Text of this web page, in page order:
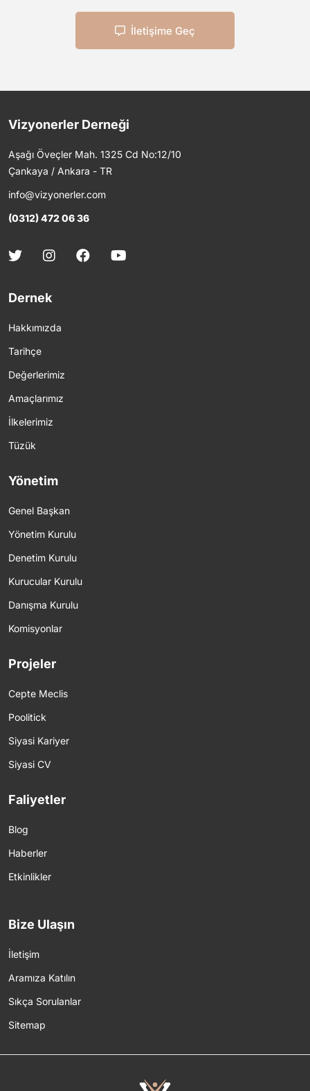
İletişime Geç
Vizyonerler Derneği
Aşağı Öveçler Mah. 1325 Cd No:12/10
Çankaya / Ankara - TR
info@vizyonerler.com
(0312) 472 06 36
Dernek
Hakkımızda
Tarihçe
Değerlerimiz
Amaçlarımız
İlkelerimiz
Tüzük
Yönetim
Genel Başkan
Yönetim Kurulu
Denetim Kurulu
Kurucular Kurulu
Danışma Kurulu
Komisyonlar
Projeler
Cepte Meclis
Poolitick
Siyasi Kariyer
Siyasi CV
Faliyetler
Blog
Haberler
Etkinlikler
Bize Ulaşın
İletişim
Aramıza Katılın
Sıkça Sorulanlar
Sitemap